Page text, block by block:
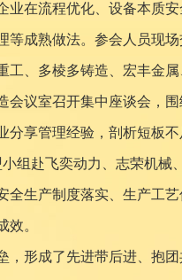
业在流程优化、设备本质
成熟做法。参会人员现
工、多棱多铸造、宏丰金
会议室召开集中座谈会，
享管理经验，剖析短板
组赴飞奕动力、志荣机
全生产制度落实、生产工
效。
，形成了先进带后进、抱